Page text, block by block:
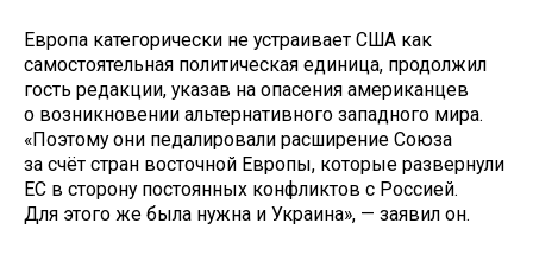
Европа категорически не устраивает США как
самостоятельная политическая единица, продолжил
гость редакции, указав на опасения американцев
о возникновении альтернативного западного мира.
«Поэтому они педалировали расширение Союза
за счёт стран восточной Европы, которые развернули
ЕС в сторону постоянных конфликтов с Россией.
Для этого же была нужна и Украина», — заявил он.